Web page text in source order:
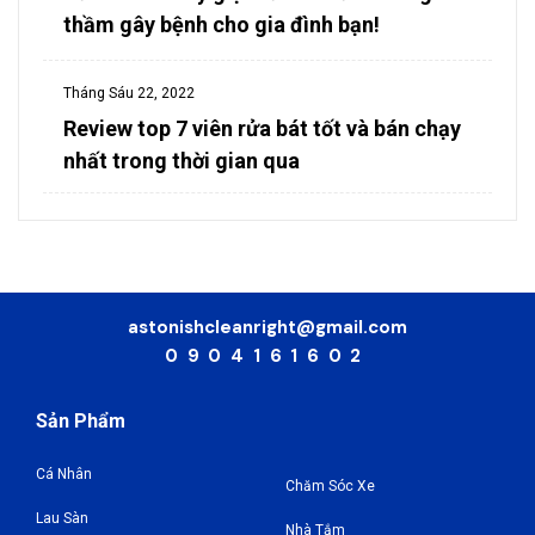
thầm gây bệnh cho gia đình bạn!
Tháng Sáu 22, 2022
Review top 7 viên rửa bát tốt và bán chạy
nhất trong thời gian qua
astonishcleanright@gmail.com
0904161602
Sản Phẩm
Cá Nhân
Lau Sàn
Chăm Sóc Xe
Nhà Tắm